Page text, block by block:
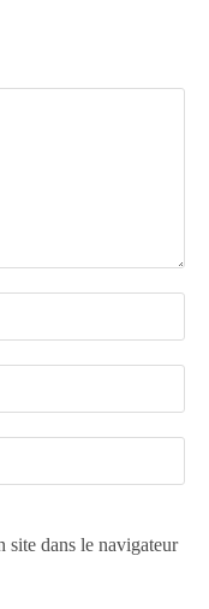
site dans le navigateur